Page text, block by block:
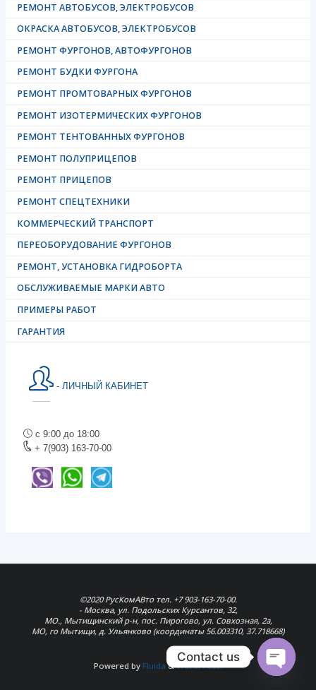
РЕМОНТ АВТОБУСОВ, ЭЛЕКТРОБУСОВ
ОКРАСКА АВТОБУСОВ, ЭЛЕКТРОБУСОВ
РЕМОНТ ФУРГОНОВ, АВТОФУРГОНОВ
РЕМОНТ БУДКИ ФУРГОНА
РЕМОНТ ПРОМТОВАРНЫХ ФУРГОНОВ
РЕМОНТ ИЗОТЕРМИЧЕСКИХ ФУРГОНОВ
РЕМОНТ ТЕНТОВАННЫХ ФУРГОНОВ
РЕМОНТ ПОЛУПРИЦЕПОВ
РЕМОНТ ПРИЦЕПОВ
РЕМОНТ СПЕЦТЕХНИКИ
КОММЕРЧЕСКИЙ ТРАНСПОРТ
ПЕРЕОБОРУДОВАНИЕ ФУРГОНОВ
РЕМОНТ, УСТАНОВКА ГИДРОБОРТА
ОБСЛУЖИВАЕМЫЕ МАРКИ АВТО
ПРИМЕРЫ РАБОТ
ГАРАНТИЯ
- ЛИЧНЫЙ КАБИНЕТ
с 9:00 до 18:00
+ 7(903) 163-70-00
©2020 РусКомАВто тел. +7 903-163-70-00.
- Москва, ул. Подольских Курсантов, 32,
МО., Мытищинский р-н, пос. Пирогово, ул. Совхозная, 2а,
МО, го Мытищи, д. Ульянково (координаты 56.003310, 37.718668)
Powered by Fluida&WordPress.
Contact us